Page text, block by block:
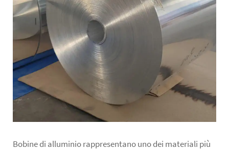
Bobine di alluminiorappresentano uno dei materiali più